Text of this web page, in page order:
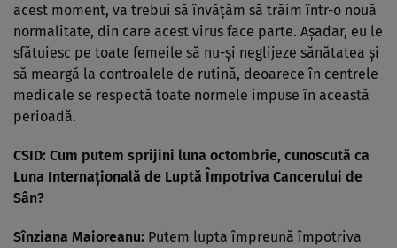
acest moment, va trebui să învățăm să trăim într-o nouă
normalitate, din care acest virus face parte. Așadar, eu le
sfătuiesc pe toate femeile să nu-și neglijeze sănătatea și
să meargă la controalele de rutină, deoarece în centrele
medicale se respectă toate normele impuse în această
perioadă.
CSID: Cum putem sprijini luna octombrie, cunoscută ca
Luna Internațională de Luptă Împotriva Cancerului de
Sân?
Sînziana Maioreanu: Putem lupta împreună împotriva